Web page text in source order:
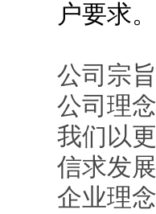
户要求。
公司宗
公司理
我们以
信求发
企业理